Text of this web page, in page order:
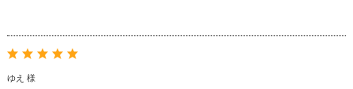
ゆえ 様